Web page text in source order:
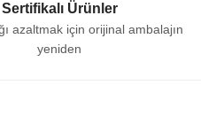
Sertifikalı Ürünler
azaltmak için orijinal ambalajın
yeniden